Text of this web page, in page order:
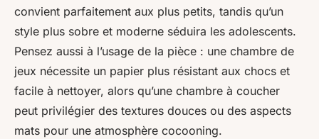
convient parfaitement aux plus petits, tandis qu’un
style plus sobre et moderne séduira les adolescents.
Pensez aussi à l’usage de la pièce : une chambre de
jeux nécessite un papier plus résistant aux chocs et
facile à nettoyer, alors qu’une chambre à coucher
peut privilégier des textures douces ou des aspects
mats pour une atmosphère cocooning.